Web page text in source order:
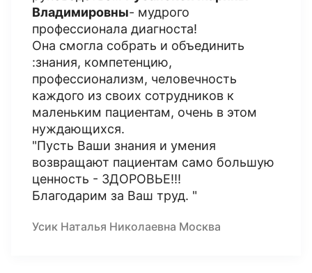
Владимировны- мудрого
профессионала диагноста!
Она смогла собрать и объединить
:знания, компетенцию,
профессионализм, человечность
каждого из своих сотрудников к
маленьким пациентам, очень в этом
нуждающихся.
"Пусть Ваши знания и умения
возвращают пациентам само большую
ценность - ЗДОРОВЬЕ!!!
Благодарим за Ваш труд. "
Усик Наталья Николаевна Москва